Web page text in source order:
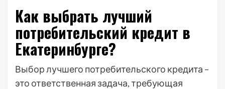
Как выбрать лучший
потребительский кредит в
Екатеринбурге?
Выбор лучшего потребительского кредита –
это ответственная задача, требующая